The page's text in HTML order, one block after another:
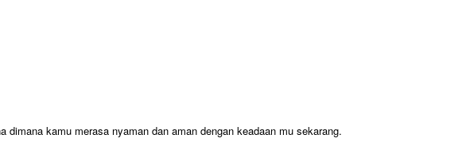
dimana kamu merasa nyaman dan aman dengan keadaan mu sekarang.